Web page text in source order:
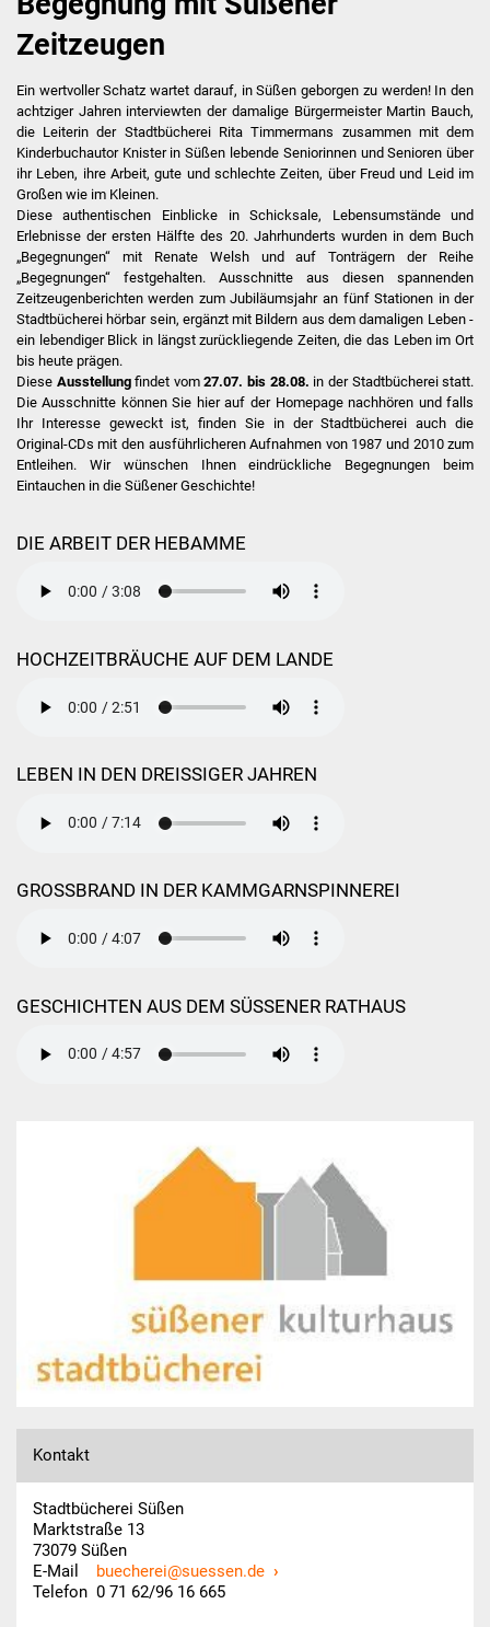
Angebot & Service
Anmeldung & Gebühren
24/7 Online Bibliothek
OverDrive Baden-
Württemberg
filmfriend
Fernleihe
WLAN & Kopien
Veranstaltungen
Jubiläumsausstellung
Kinderbücherei
Vorlese- & Bastelstunde
Spielenachmittag
Zeitzeugen
Ein wertvoller Schatz wartet darauf, in Süßen geborgen zu werden! In den
achtziger Jahren interviewten der damalige Bürgermeister Martin Bauch,
die Leiterin der Stadtbücherei Rita Timmermans zusammen mit dem
Kinderbuchautor Knister in Süßen lebende Seniorinnen und Senioren über
ihr Leben, ihre Arbeit, gute und schlechte Zeiten, über Freud und Leid im
Großen wie im Kleinen.
Diese authentischen Einblicke in Schicksale, Lebensumstände und
Erlebnisse der ersten Hälfte des 20. Jahrhunderts wurden in dem Buch
„Begegnungen“ mit Renate Welsh und auf Tonträgern der Reihe
„Begegnungen“ festgehalten. Ausschnitte aus diesen spannenden
Zeitzeugenberichten werden zum Jubiläumsjahr an fünf Stationen in der
Stadtbücherei hörbar sein, ergänzt mit Bildern aus dem damaligen Leben -
ein lebendiger Blick in längst zurückliegende Zeiten, die das Leben im Ort
bis heute prägen.
Diese Ausstellungfindet vom27.07. bis 28.08. in der Stadtbücherei statt.
Die Ausschnitte können Sie hier auf der Homepage nachhören und falls
Ihr Interesse geweckt ist, finden Sie in der Stadtbücherei auch die
Original-CDs mit den ausführlicheren Aufnahmen von 1987 und 2010 zum
Entleihen. Wir wünschen Ihnen eindrückliche Begegnungen beim
Eintauchen in die Süßener Geschichte!
DIE ARBEIT DER HEBAMME
HOCHZEITBRÄUCHE AUF DEM LANDE
LEBEN IN DEN DREISSIGER JAHREN
GROSSBRAND IN DER KAMMGARNSPINNEREI
GESCHICHTEN AUS DEM SÜSSENER RATHAUS
Kontakt
Stadtbücherei Süßen
Marktstraße 13
73079 Süßen
E-Mail buecherei@suessen.de
Telefon 0 71 62/96 16 665